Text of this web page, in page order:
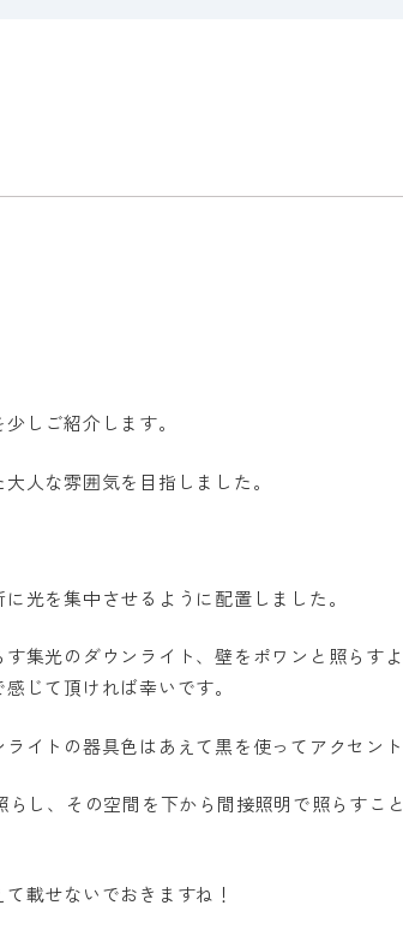
しご紹介します。
人な雰囲気を目指しました。
光を集中させるように配置しました。
集光のダウンライト、壁をポワンと照らす
じて頂ければ幸いです。
イトの器具色はあえて黒を使ってアクセント
し、その空間を下から間接照明で照らすこ
載せないでおきますね！